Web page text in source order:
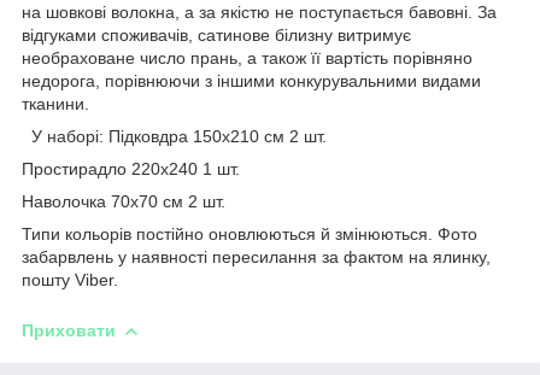
на шовкові волокна, а за якістю не поступається бавовні. За
відгуками споживачів, сатинове білизну витримує
необраховане число прань, а також її вартість порівняно
недорога, порівнюючи з іншими конкурувальними видами
тканини.
У наборі: Підковдра 150х210 см 2 шт.
Простирадло 220х240 1 шт.
Наволочка 70х70 см 2 шт.
Типи кольорів постійно оновлюються й змінюються. Фото
забарвлень у наявності пересилання за фактом на ялинку,
пошту Viber.
Приховати